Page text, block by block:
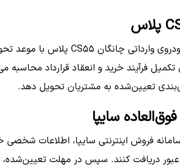
فرآیند خرید و انعقاد قرارداد
تعیین‌شده به مشتریان تحویل دهد.
سایپا
فروش اینترنتی سایپا، اطلاعات شخصی
عبور دریافت کنند. سپس در مهلت